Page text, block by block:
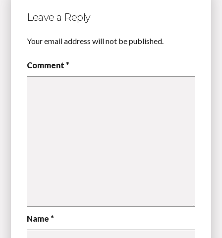
Leave a Reply
Your email address will not be published.
Comment *
Name *